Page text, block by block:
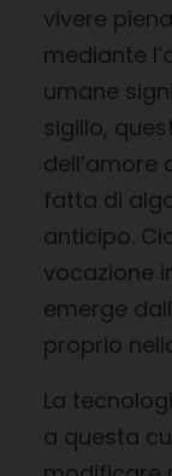
vivere
mediante
umane
sigillo,
dell’amore
fatta di
anticipo.
vocazione
emerge
proprio
La
a questa